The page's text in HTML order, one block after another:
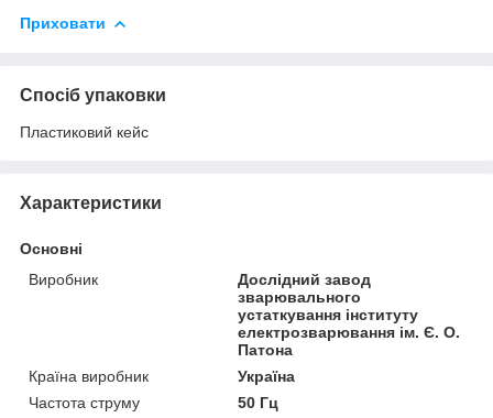
Приховати
Спосіб упаковки
Пластиковий кейс
Характеристики
Основні
Виробник
Дослідний завод
зварювального
устаткування інституту
електрозварювання ім. Є. О.
Патона
Країна виробник
Україна
Частота струму
50 Гц